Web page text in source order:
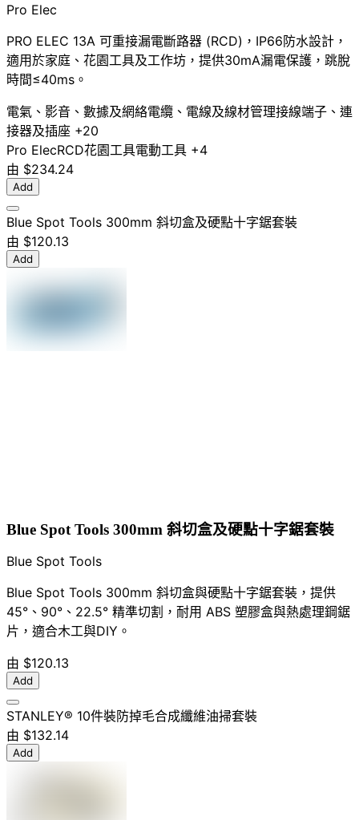
Pro Elec
PRO ELEC 13A 可重接漏電斷路器 (RCD)，IP66防水設計，
適用於家庭、花園工具及工作坊，提供30mA漏電保護，跳脫
時間≤40ms。
電氣、影音、數據及網絡電纜、電線及線材管理接線端子、連
接器及插座 +20
Pro ElecRCD花園工具電動工具 +4
由 $234.24
Add
Blue Spot Tools 300mm 斜切盒及硬點十字鋸套裝
由 $120.13
Add
Blue Spot Tools 300mm 斜切盒及硬點十字鋸套裝
Blue Spot Tools
Blue Spot Tools 300mm 斜切盒與硬點十字鋸套裝，提供
45°、90°、22.5° 精準切割，耐用 ABS 塑膠盒與熱處理鋼鋸
片，適合木工與DIY。
由 $120.13
Add
STANLEY® 10件裝防掉毛合成纖維油掃套裝
由 $132.14
Add